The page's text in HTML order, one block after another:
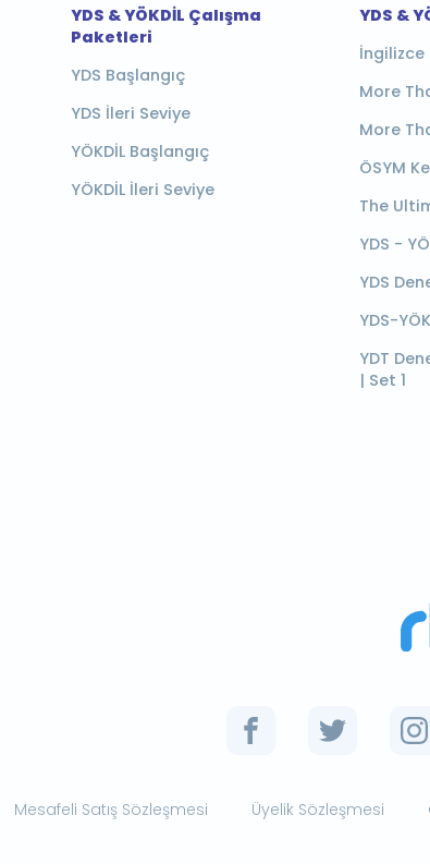
YDS & YÖKDİL Çalışma
Paketleri
YDS Başlangıç
YDS İleri Seviye
YÖKDİL Başlangıç
YÖKDİL İleri Seviye
YDS &
İngilizce
More
More
ÖSYM
The
YDS -
YDS
YDS-
YDT
| Set 1
Mesafeli Satış Sözleşmesi Üyelik Sözleşmesi